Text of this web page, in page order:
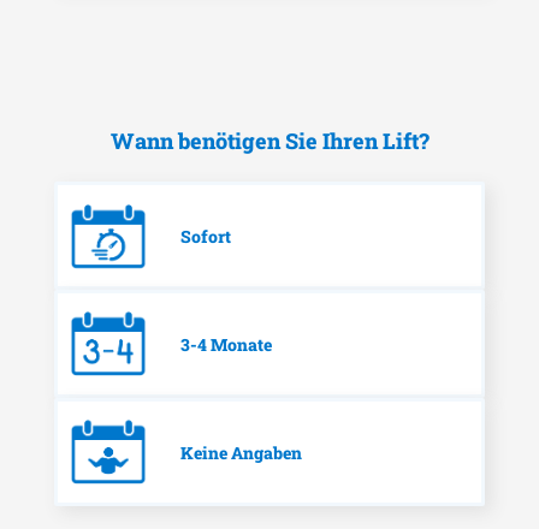
Wann benötigen Sie Ihren Lift?
Sofort
3-4 Monate
Keine Angaben